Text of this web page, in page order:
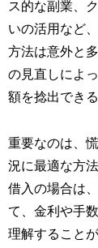
ス的な副業、
いの活用など
方法は意外と
の見直しによ
額を捻出でき
重要なのは、
況に最適な方
借入の場合は
て、金利や手
理解すること